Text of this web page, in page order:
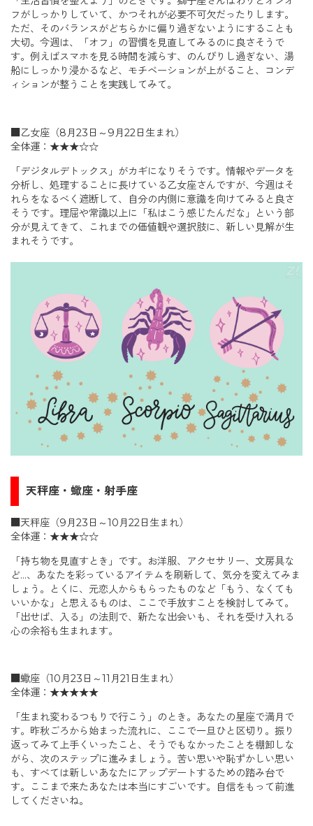
フがしっかりしていて、かつそれが必要不可欠だったりします。
ただ、そのバランスがどちらかに偏り過ぎないようにすることも
大切。今週は、「オフ」の習慣を見直してみるのに良さそうで
す。例えばスマホを見る時間を減らす、のんびりし過ぎない、湯
船にしっかり浸かるなど、モチベーションが上がること、コンデ
ィションが整うことを実践してみて。
■乙女座（8月23日～9月22日生まれ）
全体運：★★★☆☆
「デジタルデトックス」がカギになりそうです。情報やデータを
分析し、処理することに長けている乙女座さんですが、今週はそ
れらをなるべく遮断して、自分の内側に意識を向けてみると良さ
そうです。理屈や常識以上に「私はこう感じたんだな」という部
分が見えてきて、これまでの価値観や選択肢に、新しい見解が生
まれそうです。
天秤座・蠍座・射手座
■天秤座（9月23日～10月22日生まれ）
全体運：★★★☆☆
「持ち物を見直すとき」です。お洋服、アクセサリー、文房具な
ど…、あなたを彩っているアイテムを刷新して、気分を変えてみま
しょう。とくに、元恋人からもらったものなど「もう、なくても
いいかな」と思えるものは、ここで手放すことを検討してみて。
「出せば、入る」の法則で、新たな出会いも、それを受け入れる
心の余裕も生まれます。
■蠍座（10月23日～11月21日生まれ）
全体運：★★★★★
「生まれ変わるつもりで行こう」のとき。あなたの星座で満月で
す。昨秋ごろから始まった流れに、ここで一旦ひと区切り。振り
返ってみて上手くいったこと、そうでもなかったことを棚卸しな
がら、次のステップに進みましょう。苦い思いや恥ずかしい思い
も、すべては新しいあなたにアップデートするための踏み台で
す。ここまで来たあなたは本当にすごいです。自信をもって前進
してくださいね。